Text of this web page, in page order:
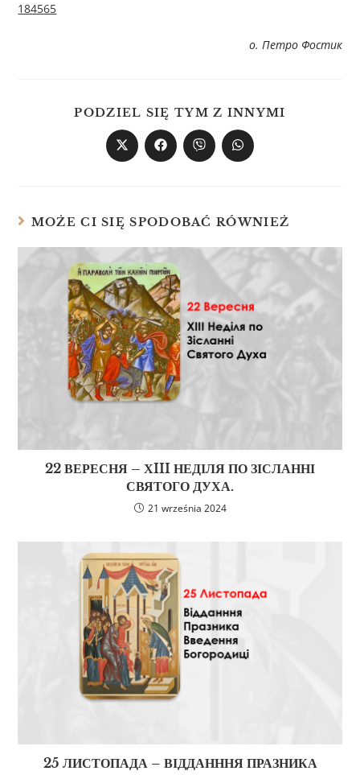
184565
о. Петро Фостик
PODZIEL SIĘ TYM Z INNYMI
MOŻE CI SIĘ SPODOBAĆ RÓWNIEŻ
22 ВЕРЕСНЯ – ХIII НЕДІЛЯ ПО ЗІСЛАННІ
СВЯТОГО ДУХА.
21 września 2024
25 ЛИСТОПАДА – ВІДДАНННЯ ПРАЗНИКА